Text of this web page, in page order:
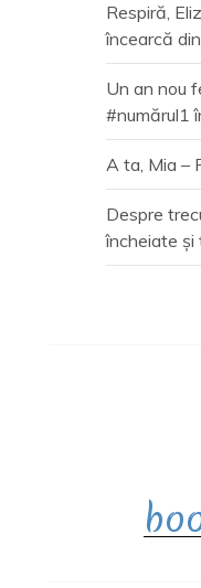
Respiră,
încearcă
Un an nou
#numărul1
A ta, Mia –
Despre
încheiate și